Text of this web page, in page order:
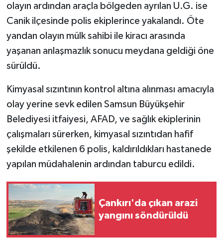
olayın ardından araçla bölgeden ayrılan U.G. ise
Canik ilçesinde polis ekiplerince yakalandı. Öte
yandan olayın mülk sahibi ile kiracı arasında
yaşanan anlaşmazlık sonucu meydana geldiği öne
sürüldü.
Kimyasal sızıntının kontrol altına alınması amacıyla
olay yerine sevk edilen Samsun Büyükşehir
Belediyesi itfaiyesi, AFAD, ve sağlık ekiplerinin
çalışmaları sürerken, kimyasal sızıntıdan hafif
şekilde etkilenen 6 polis, kaldırıldıkları hastanede
yapılan müdahalenin ardından taburcu edildi.
Çankırı'da çıkan arazi
yangını söndürüldü